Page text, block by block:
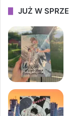
JUŻ W